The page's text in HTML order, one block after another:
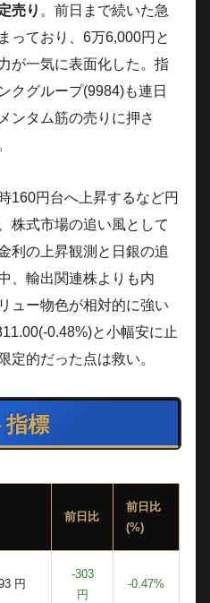
売り 。前日まで続いた急
っており、6万6,000円と
が一気に表面化した。指
クグループ(9984)も連日
ンタム筋の売りに押さ
160円台へ上昇するなど円
株式市場の追い風として
利の上昇観測と日銀の追
、輸出関連株よりも内
ュー物色が相対的に強い
0.48%)と小幅安に止
定的だった点は救い。
指標
前日比
前日比
(%)
円
-303
円
-0.47%